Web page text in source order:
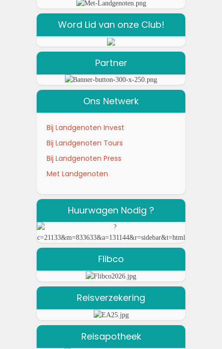
Word Lid van onze Club!
Partner
Ons Netwerk
Bij Landgenoten Invest
Bij Landgenoten Tours
Bij Landgenoten Press
Met Landgenoten
Huurwagen Nodig ?
Flibco
Reisverzekering
Reisapotheek